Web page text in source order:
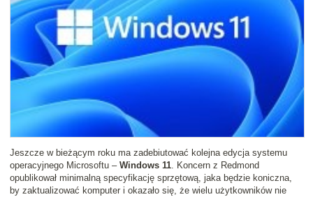
Jeszcze w bieżącym roku ma zadebiutować kolejna edycja systemu
operacyjnego Microsoftu – Windows 11. Koncern z Redmond
opublikował minimalną specyfikację sprzętową, jaka będzie koniczna,
by zaktualizować komputer i okazało się, że wielu użytkowników nie